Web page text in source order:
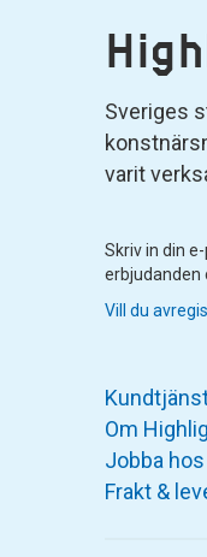
Sveriges
varit
Skriv in din
erbjudanden
Vill du
Om
Jobba
Frakt &